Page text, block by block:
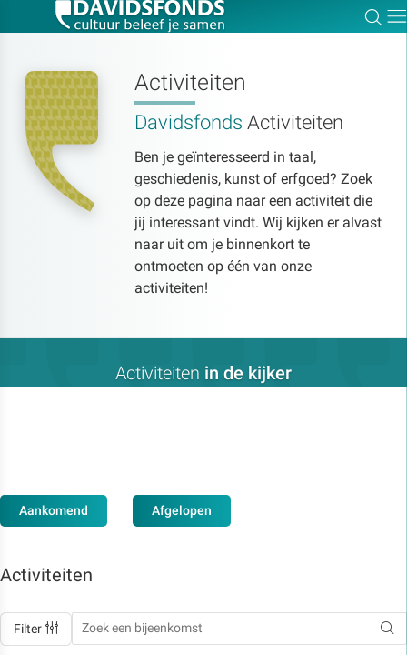
Activiteiten
Davidsfonds Activiteiten
Ben je geïnteresseerd in taal,
geschiedenis, kunst of erfgoed? Zoek
op deze pagina naar een activiteit die
jij interessant vindt. Wij kijken er alvast
naar uit om je binnenkort te
ontmoeten op één van onze
activiteiten!
Activiteiten in de kijker
Aankomend Afgelopen
Activiteiten
Filter
Zoek:
Zoeken